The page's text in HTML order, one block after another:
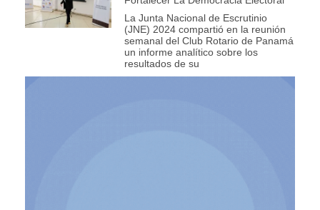
La Junta Nacional de Escrutinio
(JNE) 2024 compartió en la reunión
semanal del Club Rotario de Panamá
un informe analítico sobre los
resultados de su